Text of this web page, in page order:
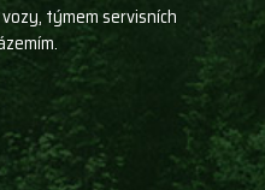
týmem servisních